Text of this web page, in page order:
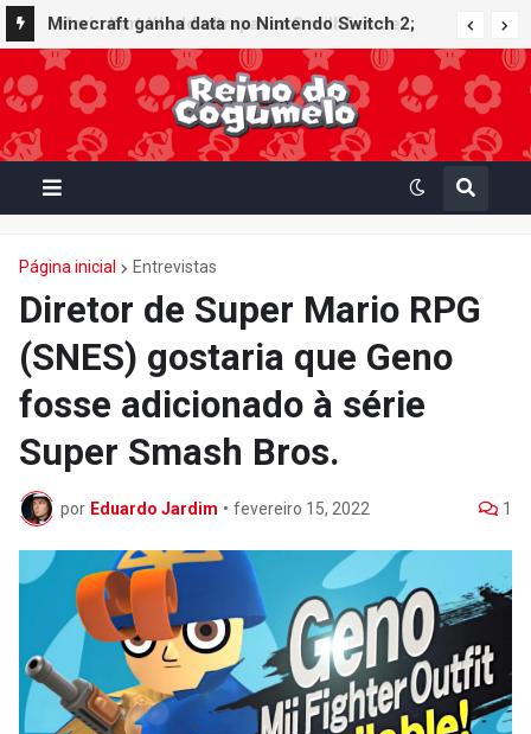
Minecraft ganha data no Nintendo Switch 2;
Super Mario Mash-Up receberá atualização
gráfica exclusiva
Página inicial Entrevistas
Diretor de Super Mario RPG
(SNES) gostaria que Geno
fosse adicionado à série
Super Smash Bros.
por Eduardo Jardim • fevereiro 15, 2022 1